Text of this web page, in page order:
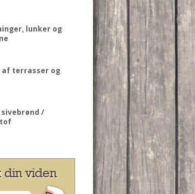
lunker og
af terrasser og
/
din viden